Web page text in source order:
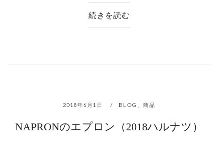
続きを読む
2018年6月1日 BLOG 、商品
NAPRONのエプロン（2018ハルナツ）